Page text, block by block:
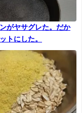
がヤサグレた。だか
トにした。